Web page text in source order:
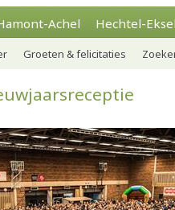
Achel Hechtel-
Groeten & felicitaties